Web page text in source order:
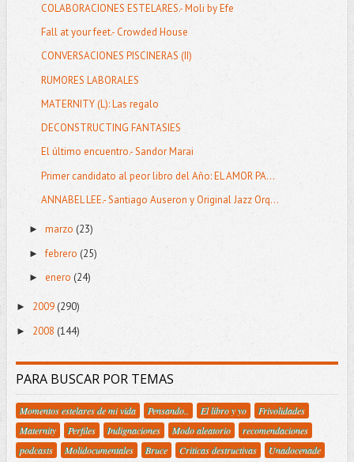
COLABORACIONES ESTELARES.- Moli by Efe
Fall at your feet.- Crowded House
CONVERSACIONES PISCINERAS (II)
RUMORES LABORALES
MATERNITY (L): Las regalo
DECONSTRUCTING FANTASIES
El último encuentro.- Sandor Marai
Primer candidato al peor libro del Año: EL AMOR PA...
ANNABEL LEE.- Santiago Auseron y Original Jazz Orq...
► marzo (23)
►febrero (25)
► enero (24)
► 2009(290)
► 2008 (144)
PARA BUSCAR POR TEMAS
Momentos estelares de mi vida Pensando.. El libro y yo
Frivolidades
Maternity
Perfiles Indignaciones Modo aleatorio
recomendaciones
podcasts
Molidocumentales Bruce Criticas destructivas
Unadocenade